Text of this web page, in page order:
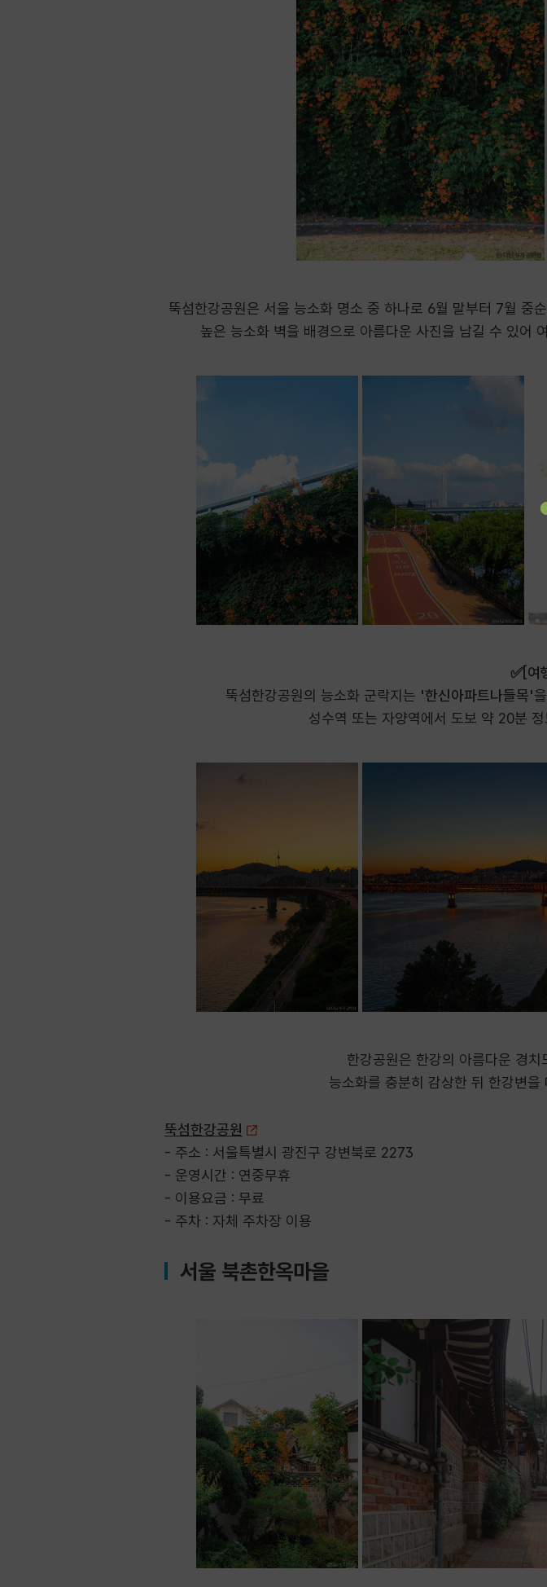
뚝섬한강공원은 서울 능소화 명소 중 하나로 6월 말부터 7월 중
높은 능소화 벽을 배경으로 아름다운 사진을 남길 수 있어
✅[여
뚝섬한강공원의 능소화 군락지는 '한신아파트나들목'
성수역 또는 자양역에서 도보 약 20분
한강공원은 한강의 아름다운 경
능소화를 충분히 감상한 뒤 한강변
뚝섬한강공원
- 주소 : 서울특별시 광진구 강변북로 2273
- 운영시간 : 연중무휴
- 이용요금 : 무료
- 주차 : 자체 주차장 이용
서울 북촌한옥마을